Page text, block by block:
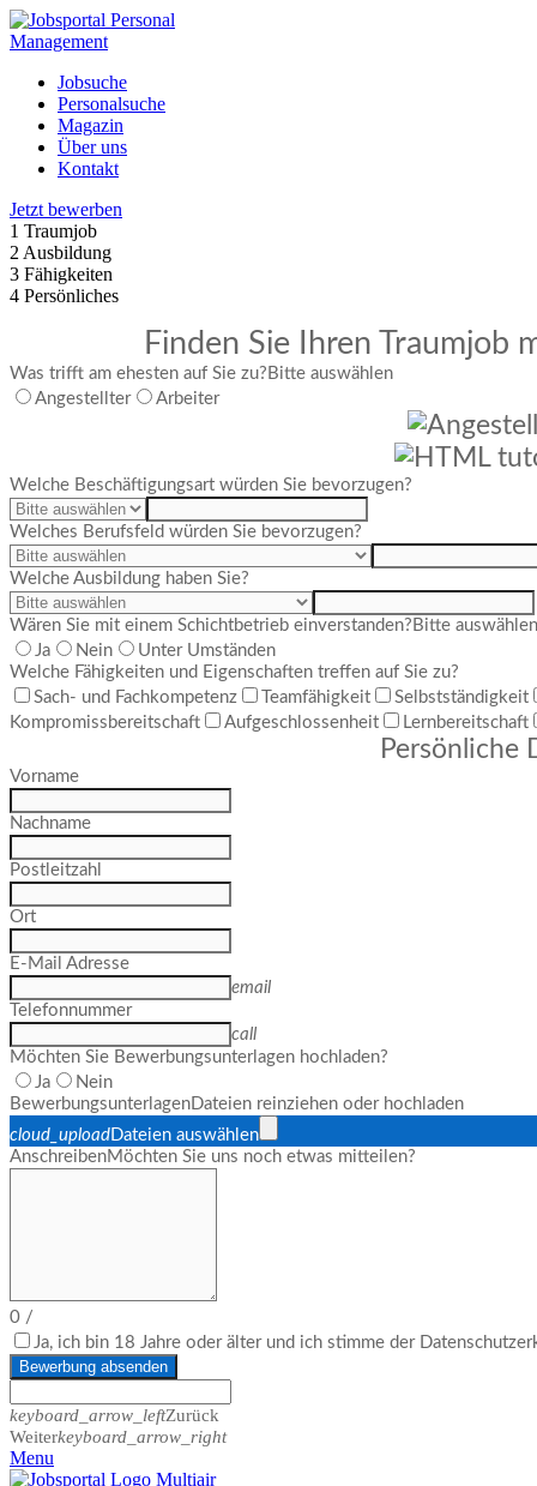
Jobsuche
Personalsuche
Magazin
Über uns
Kontakt
Jetzt bewerben
1 Traumjob
2 Ausbildung
3 Fähigkeiten
4 Persönliches
Finden Sie Ihren Traumjob
Was trifft am ehesten auf Sie zu? Bitte auswählen
Angestellter
Arbeiter
Welche Beschäftigungsart würden Sie bevorzugen?
Welches Berufsfeld würden Sie bevorzugen?
Welche Ausbildung haben Sie?
Wären Sie mit einem Schichtbetrieb einverstanden? Bitte auswählen
Ja
Nein
Unter Umständen
Welche Fähigkeiten und Eigenschaften treffen auf Sie zu?
Sach- und Fachkompetenz
Teamfähigkeit
Selbstständigkeit
Kompromissbereitschaft
Aufgeschlossenheit Lernbereitschaft
Persönliche
Vorname
Nachname
Postleitzahl
Ort
E-Mail Adresse
email
Telefonnummer
call
Möchten Sie Bewerbungsunterlagen hochladen?
Ja
Nein
BewerbungsunterlagenDateien reinziehen oder hochladen
cloud_uploadDateien auswählen
AnschreibenMöchten Sie uns noch etwas mitteilen?
0 /
Ja, ich bin 18 Jahre oder älter und ich stimme der
Bewerbung absenden
keyboard_arrow_leftZurück
Weiterkeyboard_arrow_right
Menu